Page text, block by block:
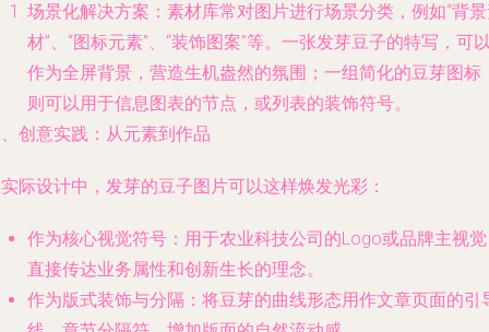
场景化解决方案 ：素材库常对图片进行场景分类，例如“背
材”、“图标元素”、“装饰图案”等。一张发芽豆子的特写，可
作为全屏背景，营造生机盎然的氛围；一组简化的豆芽图标
则可以用于信息图表的节点，或列表的装饰符号。
创意实践：从元素到作品
际设计中，发芽的豆子图片可以这样焕发光彩：
作为核心视觉符号 ：用于农业科技公司的Logo或品牌主视
直接传达业务属性和创新生长的理念。
作为版式装饰与分隔 ：将豆芽的曲线形态用作文章页面的引